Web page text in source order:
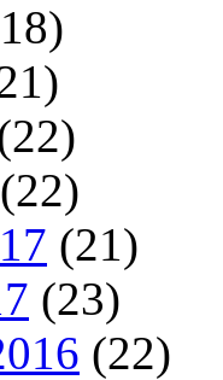
(22)
(21)
(23)
(22)